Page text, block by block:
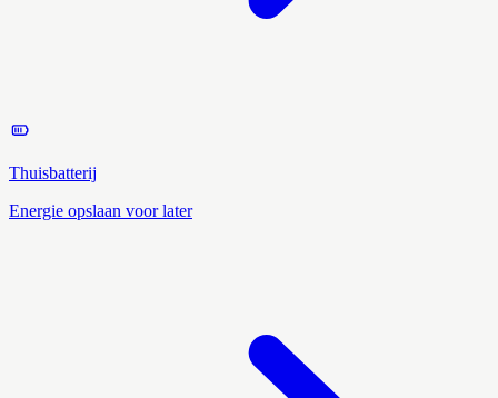
Thuisbatterij
Energie opslaan voor later